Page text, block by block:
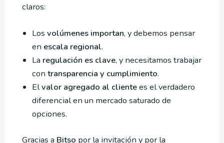
claros:
Los volúmenes importan, y debemos pensar
en escala regional.
La regulación es clave, y necesitamos trabajar
con transparencia y cumplimiento.
Elvalor agregado al clientees el verdadero
diferencial en un mercado saturado de
opciones.
Gracias a Bitso por la invitación y por la